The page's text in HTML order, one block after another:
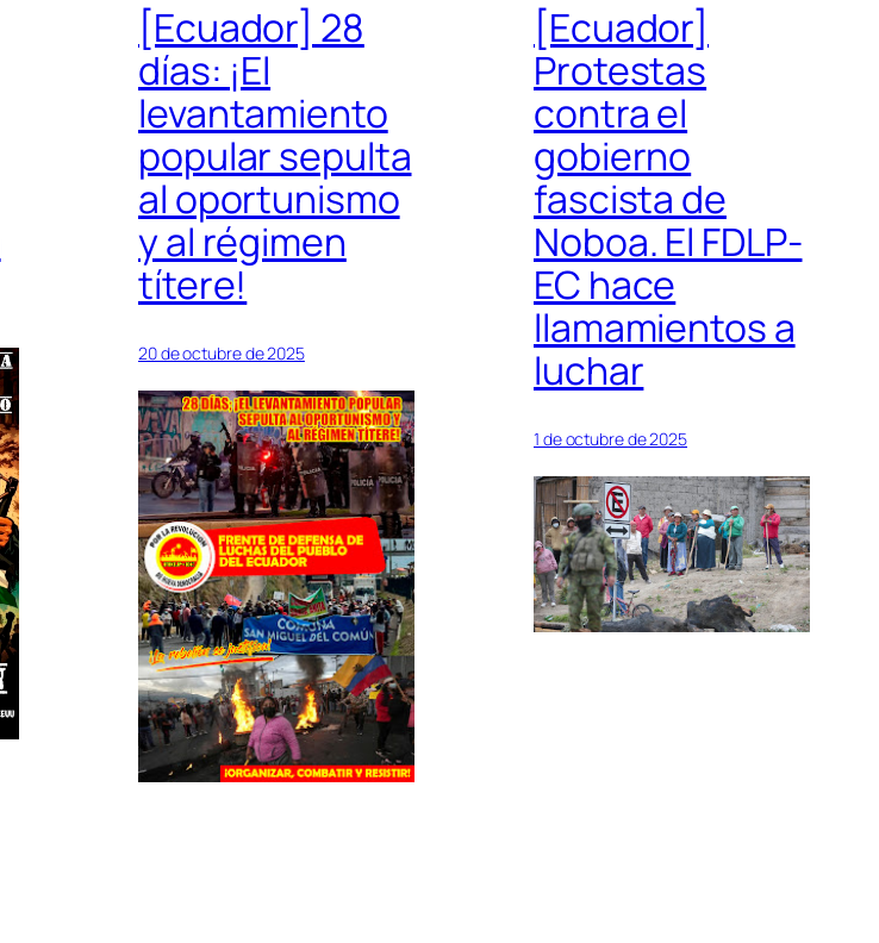
[Ecuador] 28
días: ¡El
levantamiento
popular sepulta
al oportunismo
y al régimen
títere!
20 de octubre de 2025
[Ecuador]
Protestas
contra el
gobierno
fascista de
Noboa. El FDLP-
EC hace
llamamientos a
luchar
1 de octubre de 2025